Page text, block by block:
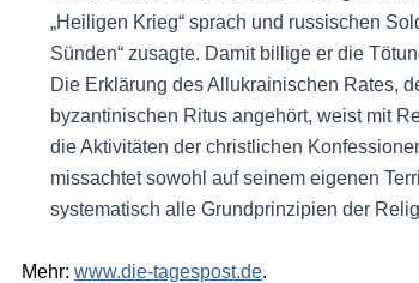
„Heiligen Krieg“ sprach und russischen
Sünden“ zusagte. Damit billige er die
Die Erklärung des Allukrainischen Rates,
byzantinischen Ritus angehört, weist mit
die Aktivitäten der christlichen
missachtet sowohl auf seinem eigenen
systematisch alle Grundprinzipien der
Mehr: www.die-tagespost.de.